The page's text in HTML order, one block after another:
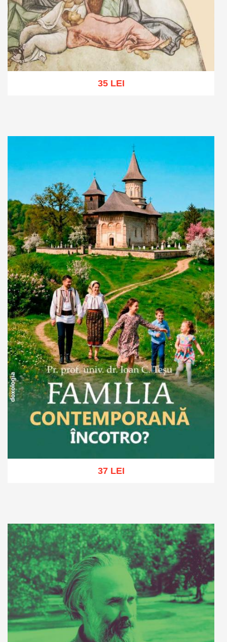
35 LEI
37 LEI